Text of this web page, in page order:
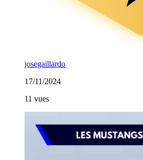
josegaillardo
17/11/2024
11 vues